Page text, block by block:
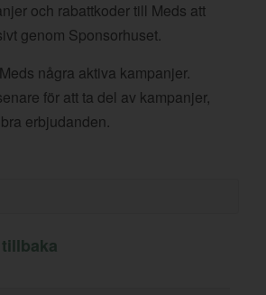
och rabattkoder till Meds att
genom Sponsorhuset.
några aktiva kampanjer.
för att ta del av kampanjer,
erbjudanden.